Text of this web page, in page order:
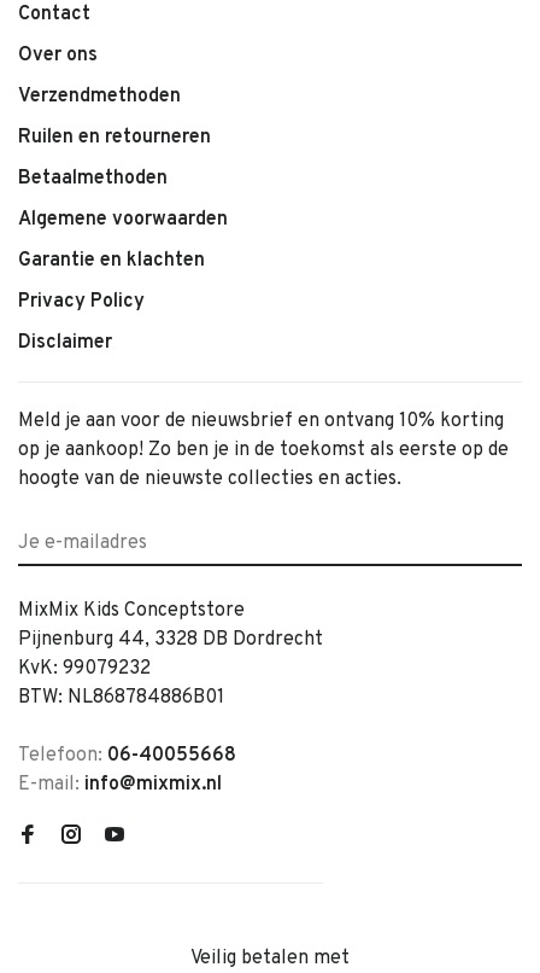
Contact
Over ons
Verzendmethoden
Ruilen en retourneren
Betaalmethoden
Algemene voorwaarden
Garantie en klachten
Privacy Policy
Disclaimer
Meld je aan voor de nieuwsbrief en ontvang 10% korting
op je aankoop! Zo ben je in de toekomst als eerste op de
hoogte van de nieuwste collecties en acties.
MixMix Kids Conceptstore
Pijnenburg 44, 3328 DB Dordrecht
KvK: 99079232
BTW: NL868784886B01
Telefoon: 06-40055668
E-mail: info@mixmix.nl
Veilig betalen met